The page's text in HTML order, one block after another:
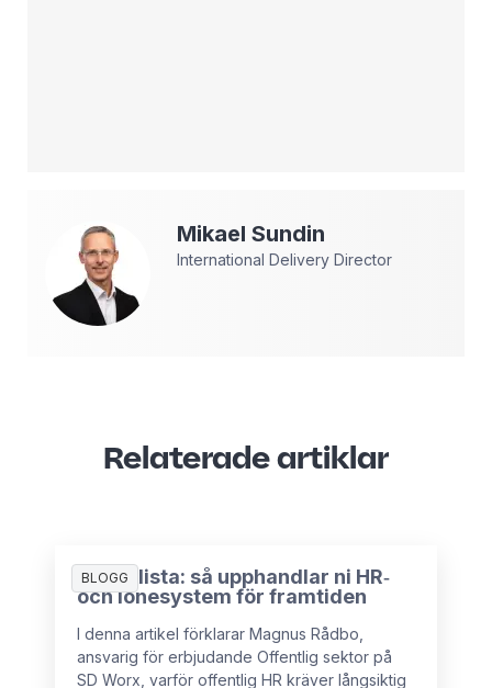
Mikael Sundin
International Delivery Director
Relaterade artiklar
BLOGG
Checklista: så upphandlar ni HR‑
och lönesystem för framtiden
I denna artikel förklarar Magnus Rådbo,
ansvarig för erbjudande Offentlig sektor på
SD Worx, varför offentlig HR kräver långsiktig